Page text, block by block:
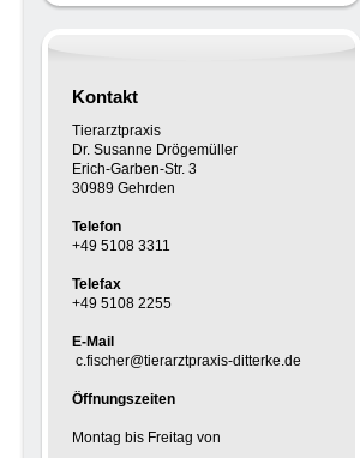
Kontakt
Tierarztpraxis
Dr. Susanne Drögemüller
Erich-Garben-Str. 3
30989 Gehrden
Telefon
+49 5108 3311
Telefax
+49 5108 2255
E-Mail
c.fischer@tierarztpraxis-ditterke.de
Öffnungszeiten
Montag bis Freitag von